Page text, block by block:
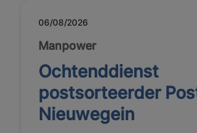
06/08/2026
Manpower
Ochtenddienst
postsorteerder
Nieuwegein